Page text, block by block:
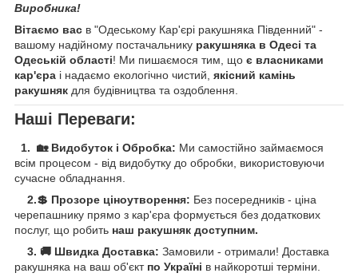
Виробника!
Вітаємо вас в "Одеському Кар'єрі ракушняка Південний" -
вашому надійному постачальнику ракушняка в Одесі та
Одеській області! Ми пишаємося тим, що є власниками
кар'єра і надаємо екологічно чистий, якісний камінь
ракушняк для будівництва та оздоблення.
Наші Переваги:
1. 🏡 Видобуток і Обробка: Ми самостійно займаємося
всім процесом - від видобутку до обробки, використовуючи
сучасне обладнання.
2.💲 Прозоре ціноутворення: Без посередників - ціна
черепашнику прямо з кар'єра формується без додаткових
послуг, що робить наш ракушняк доступним.
3. 🚚 Швидка Доставка: Замовили - отримали! Доставка
ракушняка на ваш об'єкт по Україні в найкоротші терміни.